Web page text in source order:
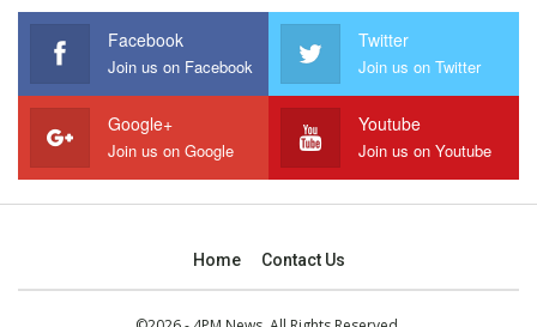
Facebook
Join us on Facebook
Twitter
Join us on Twitter
Google+
Join us on Google
Youtube
Join us on Youtube
Home Contact Us